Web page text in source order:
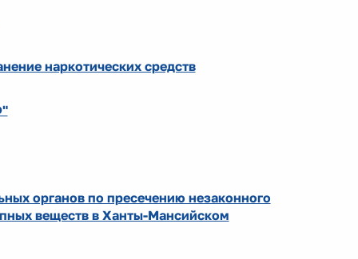
наркотических средств
органов по пресечению незаконного
веществ в Ханты-Мансийском